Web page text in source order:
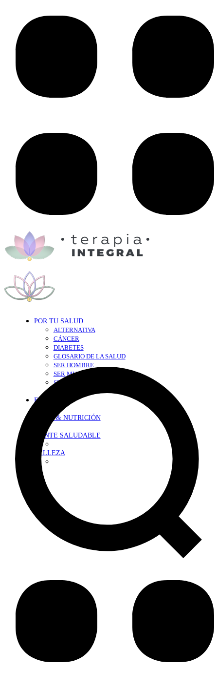
POR TU SALUD
ALTERNATIVA
CÁNCER
DIABETES
GLOSARIO DE LA SALUD
SER HOMBRE
SER MUJER
SEXY-SALUD
EN FORMA
DIETA & NUTRICIÓN
MENTE SALUDABLE
BELLEZA